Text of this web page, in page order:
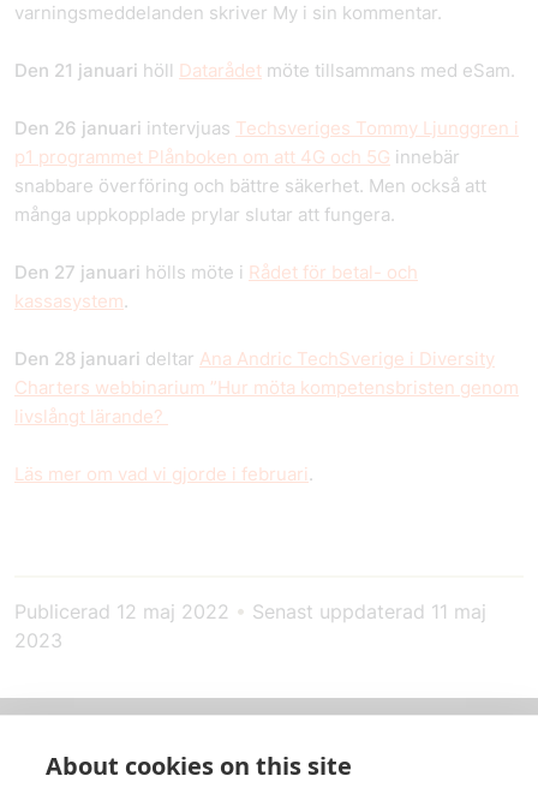
varningsmeddelanden skriver My i sin kommentar.
Den 21 januari höll Datarådet möte tillsammans med eSam.
Den 26 januari intervjuas Techsveriges Tommy Ljunggren i
p1 programmet Plånboken om att 4G och 5G innebär
snabbare överföring och bättre säkerhet. Men också att
många uppkopplade prylar slutar att fungera.
Den 27 januari hölls möte i Rådet för betal- och
kassasystem.
Den 28 januari deltar Ana Andric TechSverige i Diversity
Charters webbinarium ”Hur möta kompetensbristen genom
livslångt lärande?
Läs mer om vad vi gjorde i februari.
Publicerad 12 maj 2022 • Senast uppdaterad 11 maj
2023
About cookies on this site